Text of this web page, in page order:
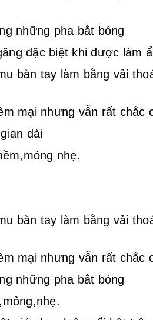
những pha bắt bóng
đặc biệt khi được làm
bàn tay làm bằng vải
mại nhưng vẫn rất chắc
dài
nhẹ.
bàn tay làm bằng vải
mại nhưng vẫn rất chắc
những pha bắt bóng